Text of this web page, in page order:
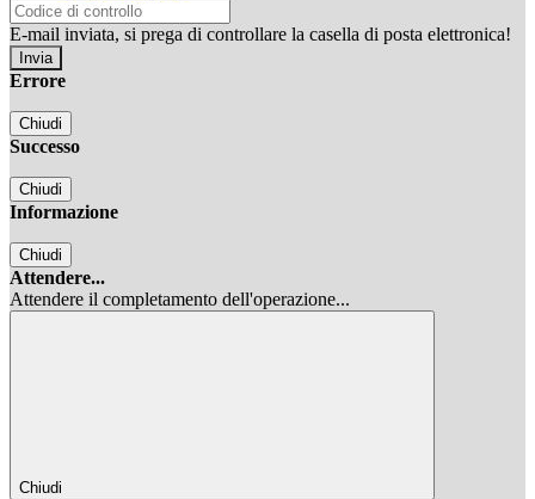
E-mail inviata, si prega di controllare la casella di posta elettronica!
Errore
Chiudi
Successo
Chiudi
Informazione
Chiudi
Attendere...
Attendere il completamento dell'operazione...
Chiudi